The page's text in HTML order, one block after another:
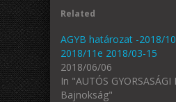
Related
AGYB határozat -2018/
2018/11e 2018/03-15
2018/06/06
In "AUTÓS
Bajnokság"